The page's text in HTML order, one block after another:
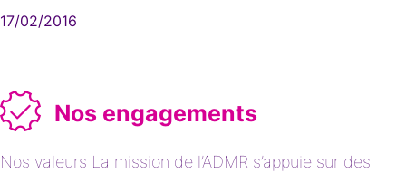
17/02/2016
Nos engagements
Nos valeurs La mission de l’ADMR s’appuie sur des